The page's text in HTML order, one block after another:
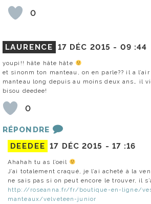
0
LAURENCE 17 DÉC 2015 - 09 :44
youpi!! hâte hâte hâte
et sinonm ton manteau, on en parle?? il a
manteau long depuis au moins deux ans… il
bisou deedee!
0
RÉPONDRE
DEEDEE 17 DÉC 2015 - 17 :16
Ahahah tu as l’oeil
J’ai totalement craqué, je l’ai acheté à la
ne sais pas si on peut encore le trouver, il
http://roseanna.fr/fr/boutique-en-ligne/
manteaux/velveteen-junior